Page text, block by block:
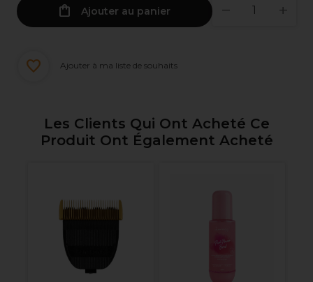
Ajouter au panier
Ajouter à ma liste de souhaits
Les Clients Qui Ont Acheté Ce
Produit Ont Également Acheté